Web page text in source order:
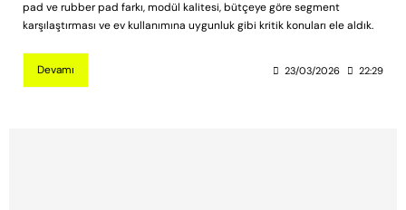
pad ve rubber pad farkı, modül kalitesi, bütçeye göre segment
karşılaştırması ve ev kullanımına uygunluk gibi kritik konuları ele aldık.
Devamı 23/03/2026 22:29